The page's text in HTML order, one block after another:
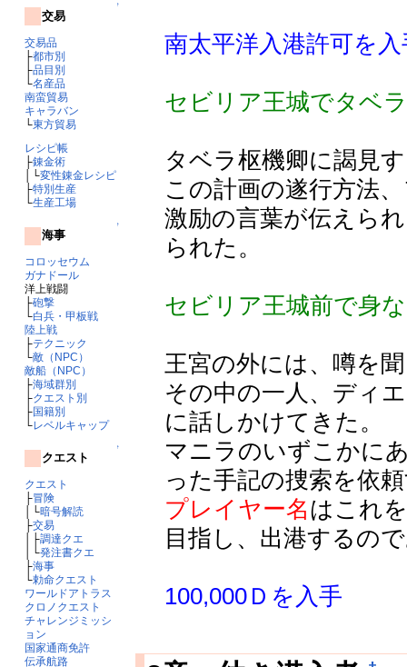
↑
交易
交易品
├都市別
├品目別
└名産品
南蛮貿易
キャラバン
└東方貿易
レシピ帳
├錬金術
│└変性錬金レシピ
├特別生産
└生産工場
↑
海事
コロッセウム
ガナドール
洋上戦闘
├砲撃
└白兵・甲板戦
陸上戦
├テクニック
└敵（NPC）
敵船（NPC）
├海域群別
├クエスト別
├国籍別
└レベルキャップ
↑
クエスト
クエスト
├冒険
│└暗号解読
├交易
│├調達クエ
│└発注書クエ
├海事
└勅命クエスト
ワールドアトラス
クロノクエスト
チャレンジミッシ
ョン
国家通商免許
伝承航路
南太平洋入港許可を入
セビリア王城でタベ
タベラ枢機卿に謁見
この計画の遂行方法
激励の言葉が伝えら
られた。
セビリア王城前で身
王宮の外には、噂を
その中の一人、ディ
に話しかけてきた。
マニラのいずこかに
った手記の捜索を依
プレイヤー名はこれ
目指し、出港するの
100,000Ｄを入手